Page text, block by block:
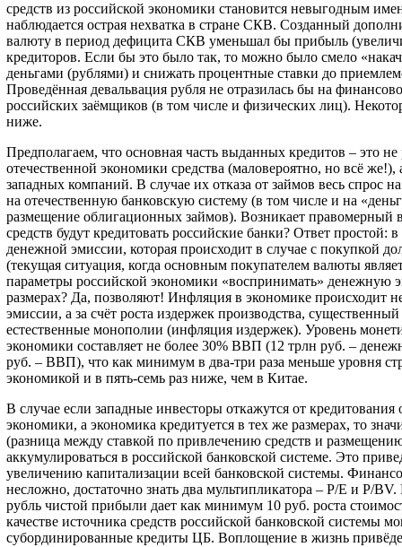
средств из российской экономики становится невыгодным
наблюдается острая нехватка в стране СКВ. Созданный
валюту в период дефицита СКВ уменьшал бы прибыль
кредиторов. Если бы это было так, то можно было смело
деньгами (рублями) и снижать процентные ставки до
Проведённая девальвация рубля не отразилась бы на
российских заёмщиков (в том числе и физических лиц).
ниже.
Предполагаем, что основная часть выданных кредитов – это
отечественной экономики средства (маловероятно, но всё
западных компаний. В случае их отказа от займов весь спрос
на отечественную банковскую систему (в том числе и на
размещение облигационных займов). Возникает правомерный
средств будут кредитовать российские банки? Ответ простой:
денежной эмиссии, которая происходит в случае с покупкой
(текущая ситуация, когда основным покупателем валюты
параметры российской экономики «воспринимать» денежную
размерах? Да, позволяют! Инфляция в экономике происходит
эмиссии, а за счёт роста издержек производства,
естественные монополии (инфляция издержек). Уровень
экономики составляет не более 30% ВВП (12 трлн руб. –
руб. – ВВП), что как минимум в два-три раза меньше уровня
экономикой и в пять-семь раз ниже, чем в Китае.
В случае если западные инвесторы откажутся от кредитования
экономики, а экономика кредитуется в тех же размерах, то
(разница между ставкой по привлечению средств и
аккумулироваться в российской банковской системе. Это
увеличению капитализации всей банковской системы.
несложно, достаточно знать два мультипликатора – Р/Е и Р/
рубль чистой прибыли дает как минимум 10 руб. роста
качестве источника средств российской банковской системы
субординированные кредиты ЦБ. Воплощение в жизнь